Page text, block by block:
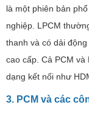
là một phiên bản
nghiệp. LPCM
thanh và có dải
cao cấp. Cả PCM
dạng kết nối như
3. PCM và các